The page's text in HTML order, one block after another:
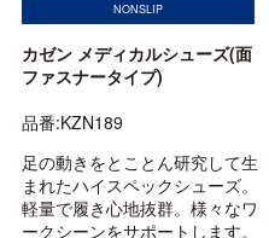
NONSLIP
カゼン メディカルシューズ(面
ファスナータイプ)
品番:KZN189
足の動きをとことん研究して生
まれたハイスペックシューズ。
軽量で履き心地抜群。様々なワ
ークシーンをサポートします。